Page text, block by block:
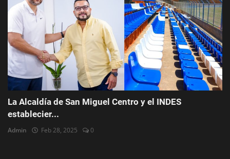
La Alcaldía de San Miguel Centro y el INDES
establecier...
Admin Feb 28, 2025 0